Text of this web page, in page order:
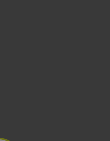
y una lavasecadora
tu presupuesto y tus
y ahorro de